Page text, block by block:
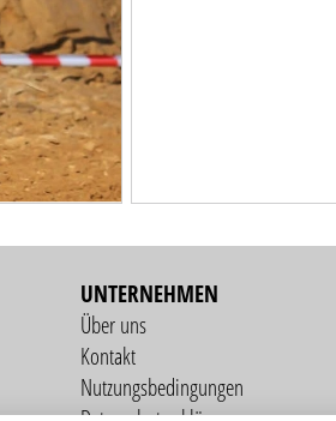
UNTERNEHMEN
Über uns
Kontakt
Nutzungsbedingungen